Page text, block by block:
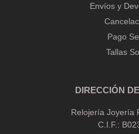
Envíos y
Pago
Tallas
DIRECCIÓN
Relojería Joyería
C.I.F.: